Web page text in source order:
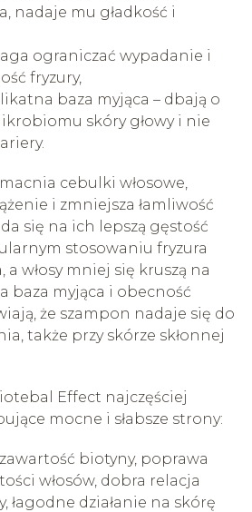
nadaje mu gładkość i
ograniczać wypadanie i
fryzury,
baza myjąca – dbają o
skóry głowy i nie
cebulki włosowe,
i zmniejsza łamliwość
się na ich lepszą gęstość
stosowaniu fryzura
a włosy mniej się kruszą na
baza myjąca i obecność
że szampon nadaje się do
także przy skórze skłonnej
Effect najczęściej
mocne i słabsze strony:
biotyny, poprawa
włosów, dobra relacja
łagodne działanie na skórę